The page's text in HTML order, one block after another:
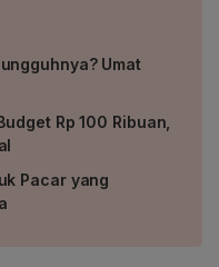
Umat
Rp 100 Ribuan,
Pacar yang